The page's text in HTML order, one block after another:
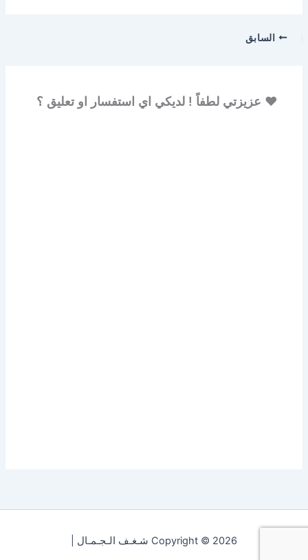
السابق
♥ عزيزتي لطفاً ! لديكي اي استفسار او تعليق ؟
Copyright © 2026 شـغـف الـجـمـال |